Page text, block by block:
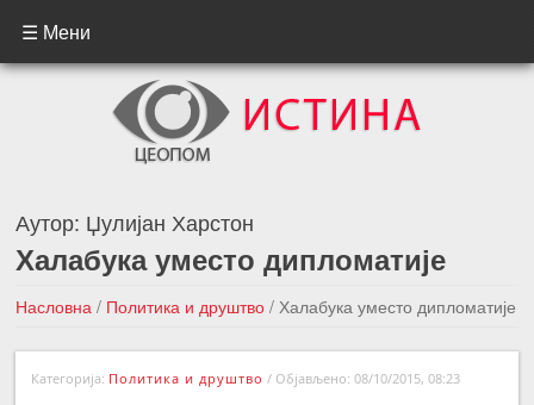
☰ Мени
Аутор: Џулијан Харстон
Халабука уместо дипломатије
Насловна / Политика и друштво / Халабука уместо дипломатије
←Претходна вест
Следећа вест →
Категорија: Политика и друштво / Објављено: 08/10/2015, 08:23